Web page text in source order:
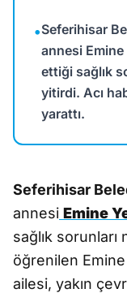
•Seferihisar
annesi
ettiği sağlık
yitirdi. Acı
yarattı.
Seferihisar
annesi Emine
sağlık
öğrenilen Emine
ailesi, yakın